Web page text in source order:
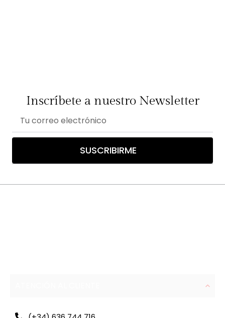
Inscríbete a nuestro Newsletter
electrónico
SUSCRIBIRME